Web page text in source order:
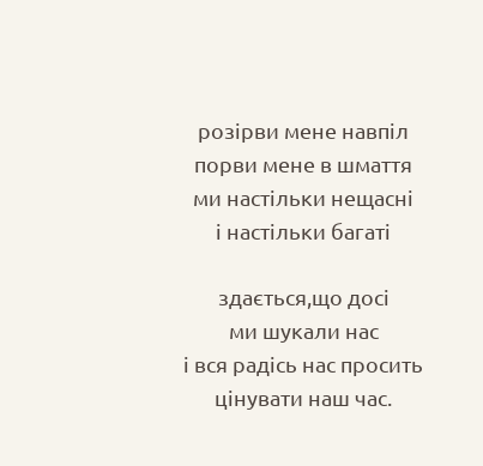
розірви мене навпіл
порви мене в шмаття
ми настільки нещасні
і настільки багаті
здається,що досі
ми шукали нас
і вся радісь нас просить
цінувати наш час.